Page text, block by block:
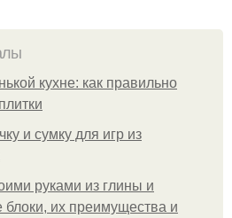
кухне: как правильно
и сумку для игр из
руками из глины и
их преимущества и